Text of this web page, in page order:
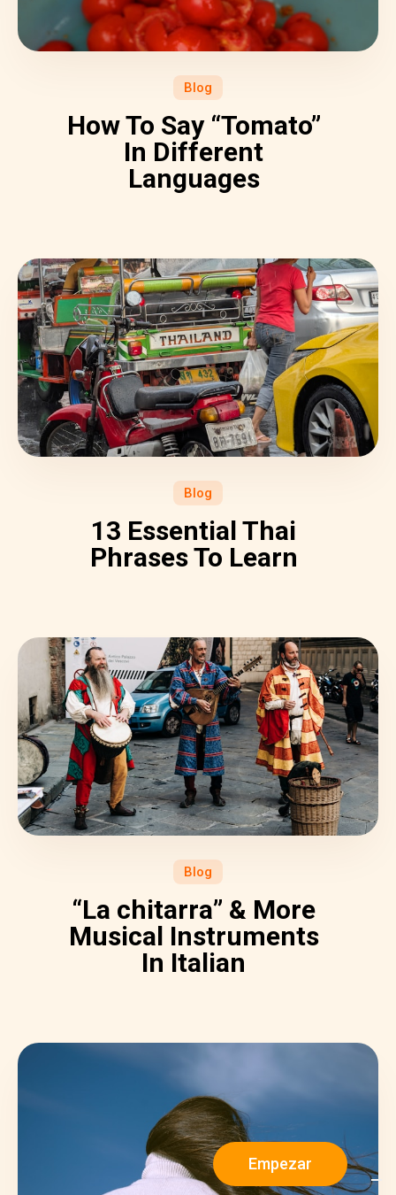
Empezar
Blog
How To Say “Tomato”
In Different
Languages
Blog
13 Essential Thai
Phrases To Learn
Blog
“La chitarra” & More
Musical Instruments
In Italian